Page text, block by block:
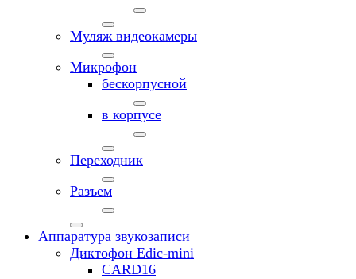
Муляж видеокамеры
Микрофон
бескорпусной
в корпусе
Переходник
Разъем
Аппаратура звукозаписи
Диктофон Edic-mini
CARD16